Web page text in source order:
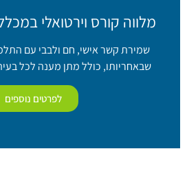
מלווה קורס וירטואלי
שבאחריותו, כולל מתן מענה לכל
לפרטים נוספים